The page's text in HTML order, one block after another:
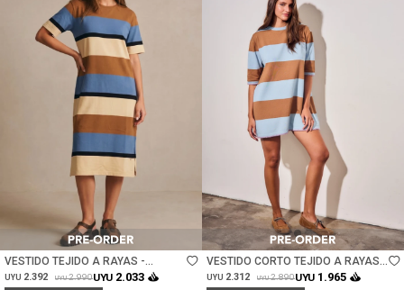
VESTIDO TEJIDO A RAYAS -
CERULEO
UYU 2.392 UYU 2.990UYU 2.033
Talle
VESTIDO CORTO TEJIDO A RAYAS -
JEAN
UYU 2.312 UYU 2.890UYU 1.965